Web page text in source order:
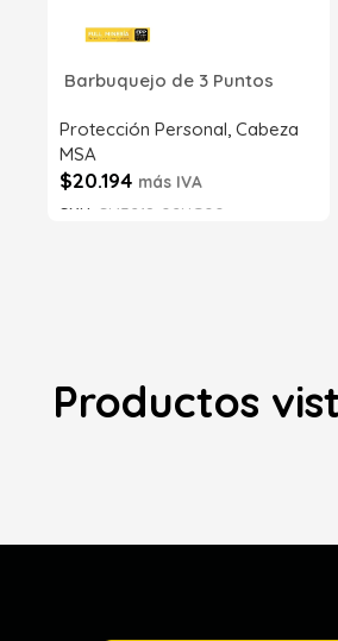
Barbuquejo de 3 Puntos
Protección Personal, Cabeza
MSA
$20.194 más IVA
SKU: SI43218-02NG00
Productos